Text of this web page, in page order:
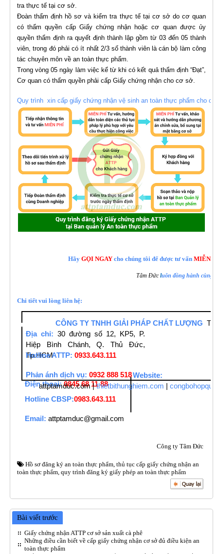
tra thực tế tại cơ sở.
Đoàn thẩm định hồ sơ và kiểm tra thực tế tại cơ sở do cơ quan
có thẩm quyền cấp Giấy chứng nhận hoặc cơ quan được ủy
quyền thẩm định ra quyết định thành lập gồm từ 03 đến 05 thành
viên, trong đó phải có ít nhất 2/3 số thành viên là cán bộ làm công
tác chuyên môn về an toàn thực phẩm.
Trong vòng 05 ngày làm việc kể từ khi có kết quả thẩm định “Đạt”,
Cơ quan có thẩm quyền phải cấp Giấy chứng nhận cho cơ sở.
Quy trình xin cấp giấy chứng nhận vệ sinh an toàn thực phẩm cho
Hãy GỌI NGAY cho chúng tôi để được tư vấn MIỄN
Tâm Đức luôn đồng hành cùng
Chi tiết vui lòng liên hệ:
CÔNG TY TNHH GIẢI PHÁP CHẤT LƯỢNG
Địa chỉ: 30 đường số 12, KP5, P.
Hiệp Bình Chánh, Q. Thủ Đức,
Tp.HCM
Điện thoại: 0845 68 11 88
Hotline ATTP: 0933.643.111
Phản ánh dịch vụ: 0932 888 518
Hotline CBSP:0983.643.111
Email: attptamduc@gmail.com
Website:
attptamduc.com|thietbithunghiem.com |
Công ty Tâm Đức
Hồ sơ đăng ký an toàn thực phẩm thủ tục cấp giấy chứng nhận an
toàn thực phẩm quy trình đăng ký giấy phép an toàn thực phẩm
Bài viết trước
Giấy chứng nhận ATTP cơ sở sản xuất cà phê
Những điều cần biết về cấp giấy chứng nhận cơ sở đủ điều kiện an
toàn thực phẩm